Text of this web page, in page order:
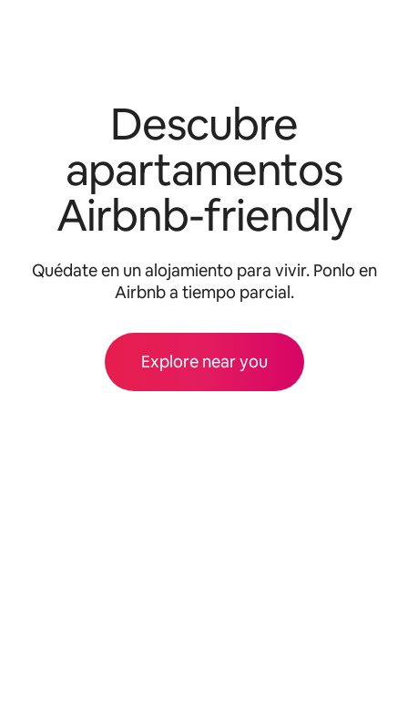
Descubre
apartamentos
Airbnb-friendly
Quédate en un alojamiento para vivir. Ponlo en
Airbnb a tiempo parcial.
Explore near you